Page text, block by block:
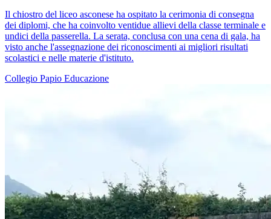
Il chiostro del liceo asconese ha ospitato la cerimonia di consegna
dei diplomi, che ha coinvolto ventidue allievi della classe terminale e
undici della passerella. La serata, conclusa con una cena di gala, ha
visto anche l'assegnazione dei riconoscimenti ai migliori risultati
scolastici e nelle materie d'istituto.
Collegio Papio Educazione